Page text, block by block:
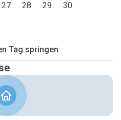
27 28 29 30
Tag springen